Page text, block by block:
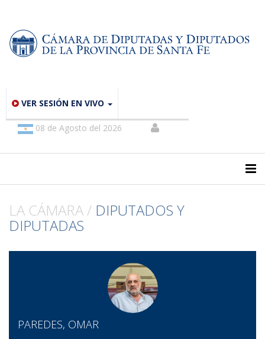
VER SESIÓN EN VIVO
08 de Agosto del 2026
LA CÁMARA / DIPUTADOS Y
DIPUTADAS
PAREDES, OMAR